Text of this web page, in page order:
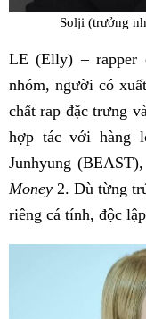
Solji (trưởng
LE (Elly) – rapper
nhóm, người có
chất rap đặc trưng
hợp tác với hàng
Junhyung
Money 2. Dù từng
riêng cá tính, độc